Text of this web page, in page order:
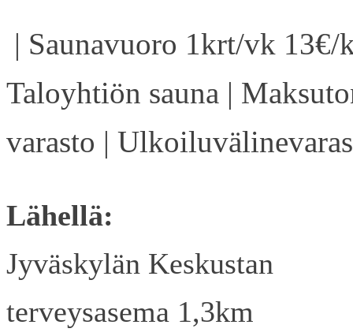
| Saunavuoro 1krt/vk
Taloyhtiön sauna |
varasto |
Lähellä:
Jyväskylän Keskustan
terveysasema 1,3km